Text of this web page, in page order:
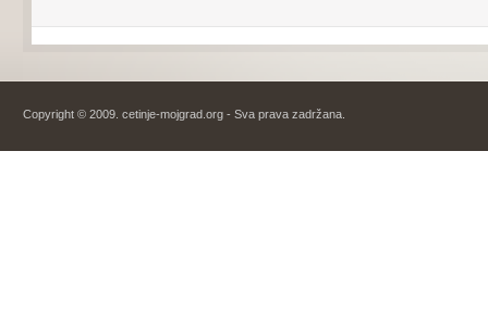
Copyright © 2009. cetinje-mojgrad.org - Sva prava zadržana.